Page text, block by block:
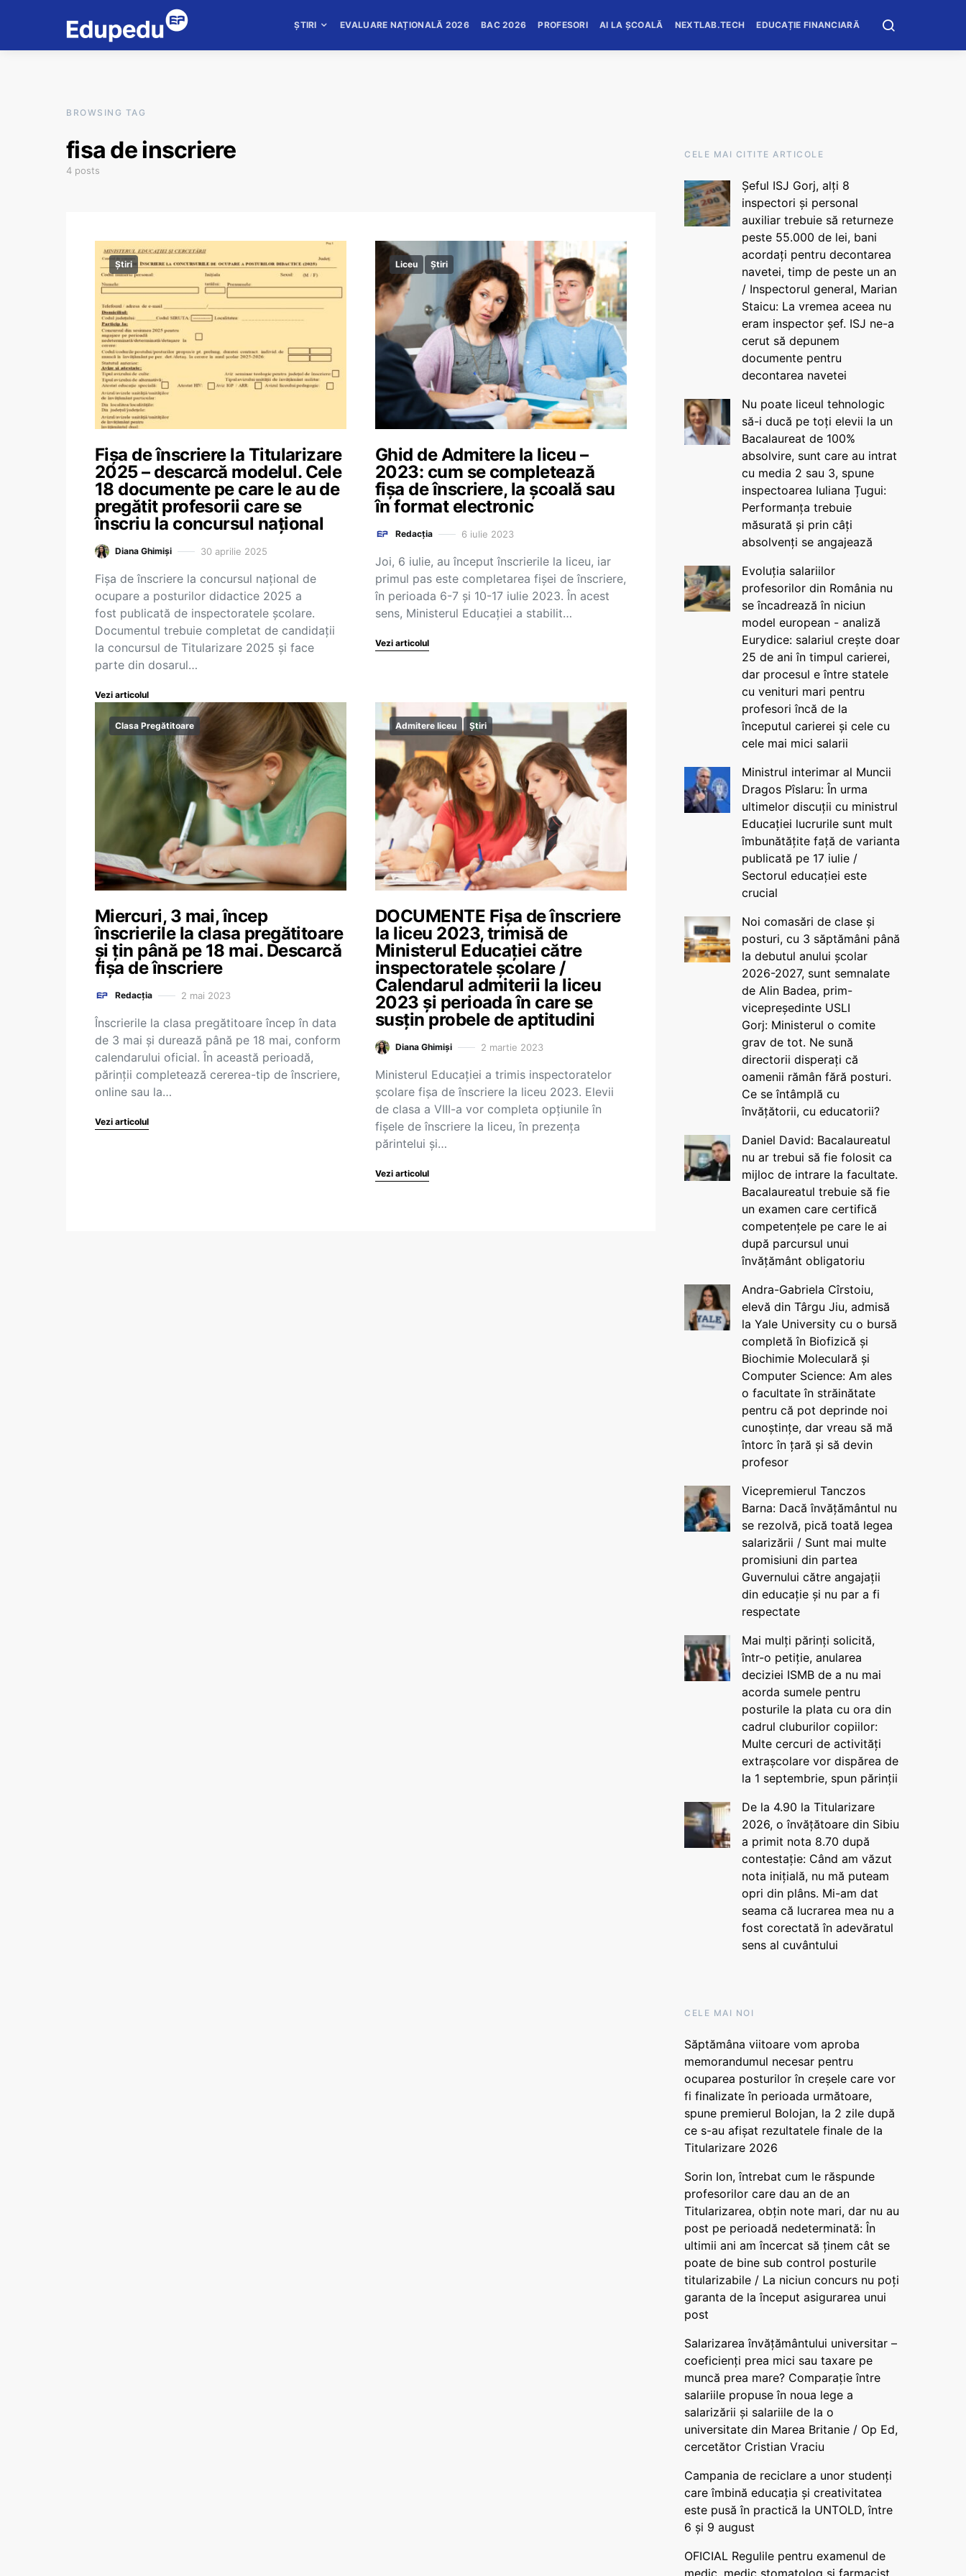
ȘTIRI EVALUARE NAȚIONALĂ 2026 BAC 2026 PROFESORI AI LA ȘCOALĂ NEXTLAB.TECH EDUCAȚIE FINANCIARĂ
BROWSING TAG
fisa de inscriere
4 posts
Știri
Fișa de înscriere la Titularizare
2025 – descarcă modelul. Cele
18 documente pe care le au de
pregătit profesorii care se
înscriu la concursul național
Diana Ghimiși 30 aprilie 2025
Fișa de înscriere la concursul național de
ocupare a posturilor didactice 2025 a
fost publicată de inspectoratele școlare.
Documentul trebuie completat de candidații
la concursul de Titularizare 2025 și face
parte din dosarul…
Vezi articolul
Liceu Știri
Ghid de Admitere la liceu –
2023: cum se completează
fișa de înscriere, la școală sau
în format electronic
Redacția 6 iulie 2023
Joi, 6 iulie, au început înscrierile la liceu, iar
primul pas este completarea fișei de înscriere,
în perioada 6-7 și 10-17 iulie 2023. În acest
sens, Ministerul Educației a stabilit…
Vezi articolul
Clasa Pregătitoare
Miercuri, 3 mai, încep
înscrierile la clasa pregătitoare
și țin până pe 18 mai. Descarcă
fișa de înscriere
Redacția 2 mai 2023
Înscrierile la clasa pregătitoare încep în data
de 3 mai și durează până pe 18 mai, conform
calendarului oficial. În această perioadă,
părinții completează cererea-tip de înscriere,
online sau la…
Vezi articolul
Admitere liceu Știri
DOCUMENTE Fișa de înscriere
la liceu 2023, trimisă de
Ministerul Educației către
inspectoratele școlare /
Calendarul admiterii la liceu
2023 și perioada în care se
susțin probele de aptitudini
Diana Ghimiși 2 martie 2023
Ministerul Educației a trimis inspectoratelor
școlare fișa de înscriere la liceu 2023. Elevii
de clasa a VIII-a vor completa opțiunile în
fișele de înscriere la liceu, în prezența
părintelui și…
Vezi articolul
CELE MAI CITITE ARTICOLE
Șeful ISJ Gorj, alți 8
inspectori și personal
auxiliar trebuie să returneze
peste 55.000 de lei, bani
acordați pentru decontarea
navetei, timp de peste un an
/ Inspectorul general, Marian
Staicu: La vremea aceea nu
eram inspector șef. ISJ ne-a
cerut să depunem
documente pentru
decontarea navetei
Nu poate liceul tehnologic
să-i ducă pe toți elevii la un
Bacalaureat de 100%
absolvire, sunt care au intrat
cu media 2 sau 3, spune
inspectoarea Iuliana Țugui:
Performanța trebuie
măsurată și prin câți
absolvenți se angajează
Evoluția salariilor
profesorilor din România nu
se încadrează în niciun
model european - analiză
Eurydice: salariul crește doar
25 de ani în timpul carierei,
dar procesul e între statele
cu venituri mari pentru
profesori încă de la
începutul carierei și cele cu
cele mai mici salarii
Ministrul interimar al Muncii
Dragos Pîslaru: În urma
ultimelor discuții cu ministrul
Educației lucrurile sunt mult
îmbunătățite față de varianta
publicată pe 17 iulie /
Sectorul educației este
crucial
Noi comasări de clase și
posturi, cu 3 săptămâni până
la debutul anului școlar
2026-2027, sunt semnalate
de Alin Badea, prim-
vicepreședinte USLI
Gorj: Ministerul o comite
grav de tot. Ne sună
directorii disperați că
oamenii rămân fără posturi.
Ce se întâmplă cu
învățătorii, cu educatorii?
Daniel David: Bacalaureatul
nu ar trebui să fie folosit ca
mijloc de intrare la facultate.
Bacalaureatul trebuie să fie
un examen care certifică
competențele pe care le ai
după parcursul unui
învățământ obligatoriu
Andra-Gabriela Cîrstoiu,
elevă din Târgu Jiu, admisă
la Yale University cu o bursă
completă în Biofizică și
Biochimie Moleculară și
Computer Science: Am ales
o facultate în străinătate
pentru că pot deprinde noi
cunoștințe, dar vreau să mă
întorc în țară și să devin
profesor
Vicepremierul Tanczos
Barna: Dacă învățământul nu
se rezolvă, pică toată legea
salarizării / Sunt mai multe
promisiuni din partea
Guvernului către angajații
din educație și nu par a fi
respectate
Mai mulți părinți solicită,
într-o petiție, anularea
deciziei ISMB de a nu mai
acorda sumele pentru
posturile la plata cu ora din
cadrul cluburilor copiilor:
Multe cercuri de activități
extrașcolare vor dispărea de
la 1 septembrie, spun părinții
De la 4.90 la Titularizare
2026, o învățătoare din Sibiu
a primit nota 8.70 după
contestație: Când am văzut
nota inițială, nu mă puteam
opri din plâns. Mi-am dat
seama că lucrarea mea nu a
fost corectată în adevăratul
sens al cuvântului
CELE MAI NOI
Săptămâna viitoare vom aproba
memorandumul necesar pentru
ocuparea posturilor în creșele care vor
fi finalizate în perioada următoare,
spune premierul Bolojan, la 2 zile după
ce s-au afișat rezultatele finale de la
Titularizare 2026
Sorin Ion, întrebat cum le răspunde
profesorilor care dau an de an
Titularizarea, obțin note mari, dar nu au
post pe perioadă nedeterminată: În
ultimii ani am încercat să ținem cât se
poate de bine sub control posturile
titularizabile / La niciun concurs nu poți
garanta de la început asigurarea unui
post
Salarizarea învățământului universitar –
coeficienți prea mici sau taxare pe
muncă prea mare? Comparație între
salariile propuse în noua lege a
salarizării și salariile de la o
universitate din Marea Britanie / Op Ed,
cercetător Cristian Vraciu
Campania de reciclare a unor studenți
care îmbină educația și creativitatea
este pusă în practică la UNTOLD, între
6 și 9 august
OFICIAL Regulile pentru examenul de
medic, medic stomatolog și farmacist